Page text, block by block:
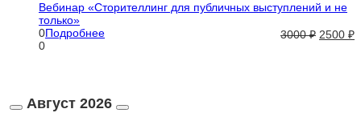
Вебинар «Сторителлинг для публичных выступлений и не
только»
0
0
3000₽ 2500 ₽
Подробнее
Август 2026